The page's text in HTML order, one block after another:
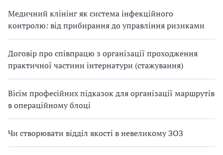
Медичний клінінг як система інфекційного
контролю: від прибирання до управління ризиками
Договір про співпрацю з організації проходження
практичної частини інтернатури (стажування)
Вісім професійних підказок для організації маршрутів
в операційному блоці
Чи створювати відділ якості в невеликому ЗОЗ